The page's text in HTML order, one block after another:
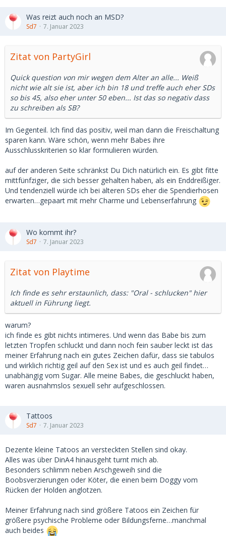
Was reizt auch noch an MSD?
Sd7 7. Januar 2023
Zitat von PartyGirl
Quick question von mir wegen dem Alter an alle... Weiß
nicht wie alt sie ist, aber ich bin 18 und treffe auch eher SDs
so bis 45, also eher unter 50 eben... Ist das so negativ dass
zu schreiben als SB?
Im Gegenteil. Ich find das positiv, weil man dann die Freischaltung
sparen kann. Wäre schön, wenn mehr Babes ihre
Ausschlusskriterien so klar formulieren würden.
auf der anderen Seite schränkst Du Dich natürlich ein. Es gibt fitte
mittfünfziger, die sich besser gehalten haben, als ein Enddreißiger.
Und tendenziell würde ich bei älteren SDs eher die Spendierhosen
erwarten…gepaart mit mehr Charme und Lebenserfahrung
Wo kommt ihr?
Sd7 7. Januar 2023
Zitat von Playtime
Ich finde es sehr erstaunlich, dass: "Oral - schlucken" hier
aktuell in Führung liegt.
warum?
ich finde es gibt nichts intimeres. Und wenn das Babe bis zum
letzten Tropfen schluckt und dann noch fein sauber leckt ist das
meiner Erfahrung nach ein gutes Zeichen dafür, dass sie tabulos
und wirklich richtig geil auf den Sex ist und es auch geil findet…
unabhängig vom Sugar. Alle meine Babes, die geschluckt haben,
waren ausnahmslos sexuell sehr aufgeschlossen.
Tattoos
Sd7 7. Januar 2023
Dezente kleine Tatoos an versteckten Stellen sind okay.
Alles was über DinA4 hinausgeht turnt mich ab.
Besonders schlimm neben Arschgeweih sind die
Boobsverzierungen oder Köter, die einen beim Doggy vom
Rücken der Holden anglotzen.
Meiner Erfahrung nach sind größere Tatoos ein Zeichen für
größere psychische Probleme oder Bildungsferne…manchmal
auch beides